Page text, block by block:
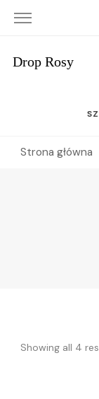
Drop Rosy
Strona główna
Showing all 4